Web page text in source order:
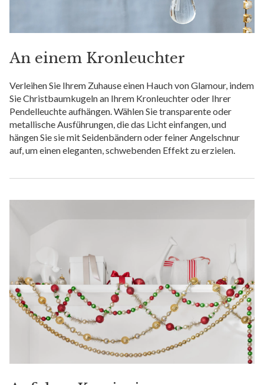
An einem Kronleuchter
Verleihen Sie Ihrem Zuhause einen Hauch von Glamour, indem
Sie Christbaumkugeln an Ihrem Kronleuchter oder Ihrer
Pendelleuchte aufhängen. Wählen Sie transparente oder
metallische Ausführungen, die das Licht einfangen, und
hängen Sie sie mit Seidenbändern oder feiner Angelschnur
auf, um einen eleganten, schwebenden Effekt zu erzielen.